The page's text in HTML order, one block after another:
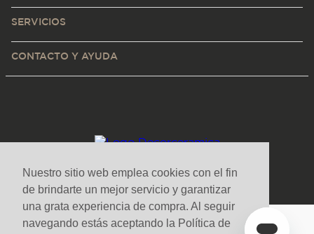
Nuestro sitio web emplea cookies con el fin
de brindarte un mejor servicio y garantizar
una grata experiencia de compra. Al seguir
navegando estás aceptando la Política de
SERVICIOS
CONTACTO Y AYUDA